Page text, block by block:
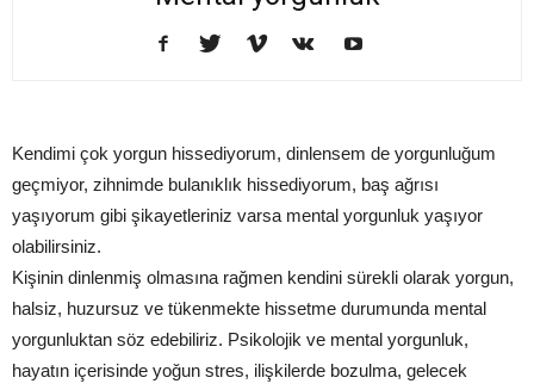
Kendimi çok yorgun hissediyorum, dinlensem de yorgunluğum
geçmiyor, zihnimde bulanıklık hissediyorum, baş ağrısı
yaşıyorum gibi şikayetleriniz varsa mental yorgunluk yaşıyor
olabilirsiniz.
Kişinin dinlenmiş olmasına rağmen kendini sürekli olarak yorgun,
halsiz, huzursuz ve tükenmekte hissetme durumunda mental
yorgunluktan söz edebiliriz. Psikolojik ve mental yorgunluk,
hayatın içerisinde yoğun stres, ilişkilerde bozulma, gelecek